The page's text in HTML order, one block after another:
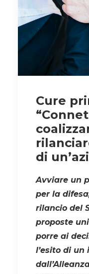
Cure
di
Avviare un
per la
rilancio del
proposte
porre ai
l’esito di un